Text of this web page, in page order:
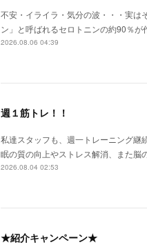
不安・イライラ・気分の波・・・実は
ン」と呼ばれるセロトニンの約90％
2026.08.06 04:39
週１筋トレ！！
私達スタッフも、週一トレーニング継
眠の質の向上やストレス解消、また
2026.08.04 02:53
★紹介キャンペーン★